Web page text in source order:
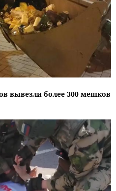
вывезли более 300 мешков